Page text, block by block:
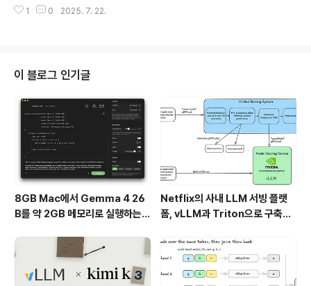
nSearch 3.0의 가장 큰 변화는 Apache Lu..
가 여러 개일수록 번거로움은 더 커집니다. GUI 툴도 있지
다. 운영자와 개발자 모두를 위한 CLI 기반 Kafka 클라이
언트로, 실무에 바로 활용 가능한 다양한 기능을 담고 있습
니다. 설치는 간단하고, 설정도 직관적이며, 인증까지 지원
합니다. 이 도구를 통해 Kafka를 효율적으로 관리할 수 있
는 방법을 알아보겠습니다.Kafka 운영, 왜 이렇게 복잡할
까?Kafka는 메시..
1 0 2025. 7. 22.
이 블로그 인기글
8GB Mac에서 Gemma 4 26
B를 약 2GB 메모리로 실행하는 T
Netflix의 사내 LLM 서빙 플랫
폼, vLLM과 Triton으로 구축한